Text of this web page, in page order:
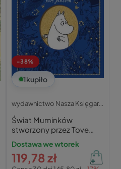
-38%
1kupiło
wydawnictwo Nasza Księgarnia
Świat Muminków
stworzony przez Tove
Jansson
Dostawa we wtorek
119,78 zł